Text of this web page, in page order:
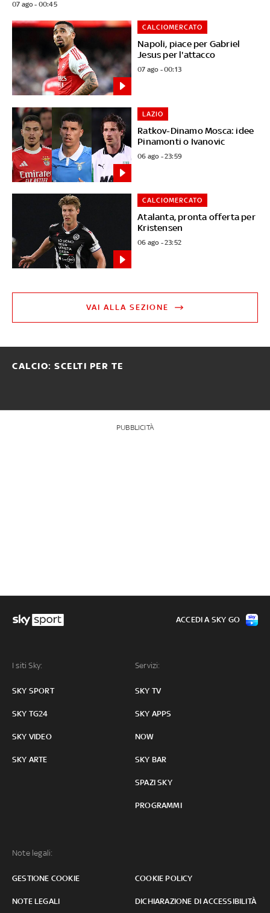
07 ago - 00:45
Napoli, piace per Gabriel
Jesus per l'attacco
CALCIOMERCATO
07 ago - 00:13
Ratkov-Dinamo Mosca: idee
Pinamonti o Ivanovic
LAZIO
06 ago - 23:59
Atalanta, pronta offerta per
Kristensen
CALCIOMERCATO
06 ago - 23:52
VAI ALLA SEZIONE
CALCIO: SCELTI PER TE
PUBBLICITÀ
I siti Sky:
SKY SPORT
SKY TG24
SKY VIDEO
SKY ARTE
Servizi:
SKY TV
SKY APPS
NOW
SKY BAR
SPAZI SKY
PROGRAMMI
Note legali:
GESTIONE COOKIE COOKIE POLICY
NOTE LEGALI DICHIARAZIONE DI ACCESSIBILITÀ
ACCEDI A SKY GO